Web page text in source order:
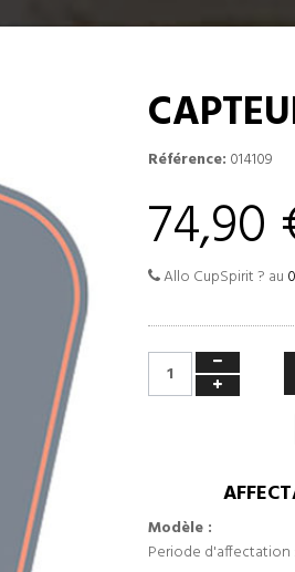
Référence: 014109
74,90
Allo CupSpirit ? au
Modèle :
Periode d'affectation :